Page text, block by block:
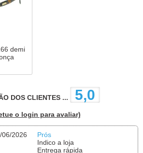
demi
DOS CLIENTES ... 5,0
o login para avaliar)
06/2026
Prós
Indico a loja
Entrega rápida